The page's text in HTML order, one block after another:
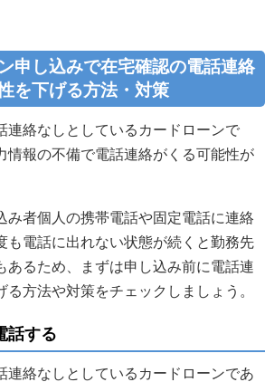
申し込みで在宅確認の電話連絡
を下げる方法・対策
連絡なしとしているカードローンで
情報の不備で電話連絡がくる可能性が
み者個人の携帯電話や固定電話に連絡
も電話に出れない状態が続くと勤務先
あるため、まずは申し込み前に電話連
る方法や対策をチェックしましょう。
話する
連絡なしとしているカードローンであ